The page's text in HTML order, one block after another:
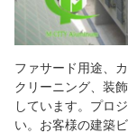
ファサード用途、
クリーニング、装
しています。プロ
い。お客様の建築